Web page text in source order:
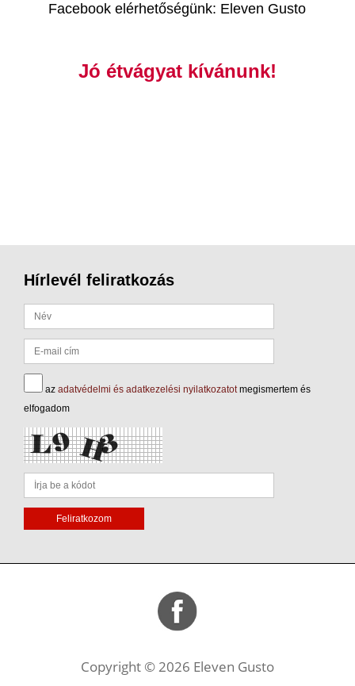
Facebook elérhetőségünk: Eleven Gusto
Jó étvágyat kívánunk!
Hírlevél feliratkozás
az adatvédelmi és adatkezelési nyilatkozatotmegismertem és
elfogadom
Copyright © 2026 Eleven Gusto